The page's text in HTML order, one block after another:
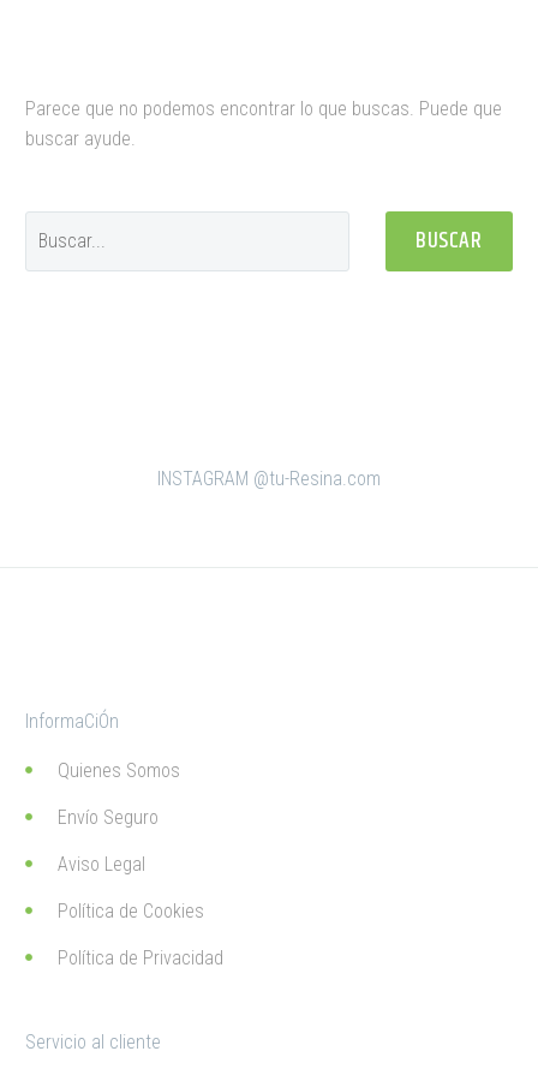
Parece que no podemos encontrar lo que buscas. Puede que
buscar ayude.
BUSCAR
INSTAGRAM @tu-Resina.com
InformaCiÓn
Quienes Somos
Envío Seguro
Aviso Legal
Política de Cookies
Política de Privacidad
Servicio al cliente